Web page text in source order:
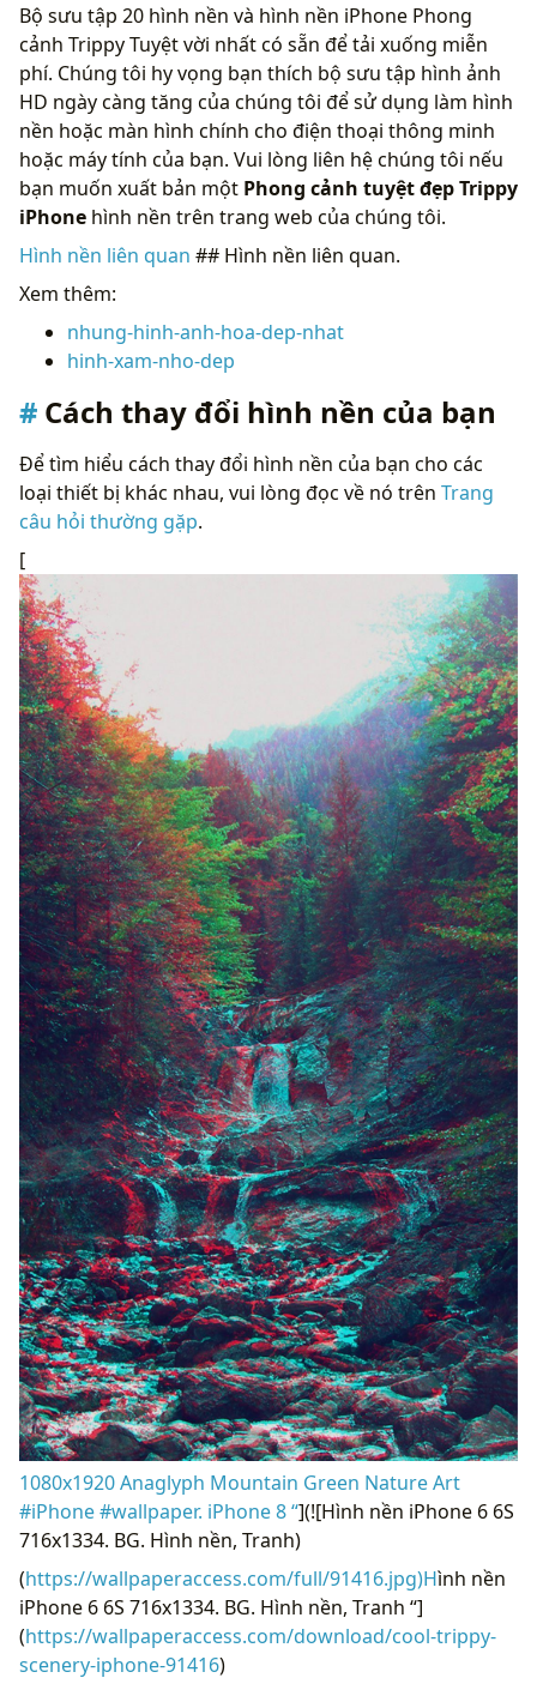
Bộ sưu tập 20 hình nền và hình nền iPhone Phong
cảnh Trippy Tuyệt vời nhất có sẵn để tải xuống miễn
phí. Chúng tôi hy vọng bạn thích bộ sưu tập hình ảnh
HD ngày càng tăng của chúng tôi để sử dụng làm hình
nền hoặc màn hình chính cho điện thoại thông minh
hoặc máy tính của bạn. Vui lòng liên hệ chúng tôi nếu
bạn muốn xuất bản một Phong cảnh tuyệt đẹp Trippy
iPhone hình nền trên trang web của chúng tôi.
Hình nền liên quan ## Hình nền liên quan.
Xem thêm:
nhung-hinh-anh-hoa-dep-nhat
hinh-xam-nho-dep
Cách thay đổi hình nền của bạn
Để tìm hiểu cách thay đổi hình nền của bạn cho các
loại thiết bị khác nhau, vui lòng đọc về nó trên Trang
câu hỏi thường gặp.
[
1080x1920 Anaglyph Mountain Green Nature Art
#iPhone #wallpaper. iPhone 8 “](![Hình nền iPhone 6 6S
716x1334. BG. Hình nền, Tranh)
(https://wallpaperaccess.com/full/91416.jpg)Hình nền
iPhone 6 6S 716x1334. BG. Hình nền, Tranh “]
(https://wallpaperaccess.com/download/cool-trippy-
scenery-iphone-91416)